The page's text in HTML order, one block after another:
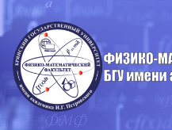
Перейти
к
содержимому